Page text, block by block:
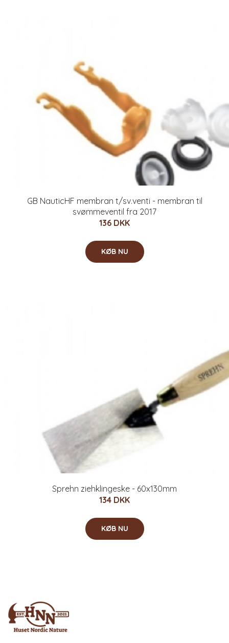
GB NauticHF membran t/sv.venti - membran til
svømmeventil fra 2017
136 DKK
KØB NU
Sprehn ziehklingeske - 60x130mm
134 DKK
KØB NU